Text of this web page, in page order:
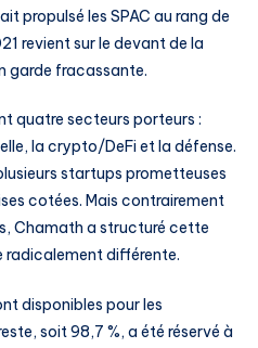
propulsé les SPAC au rang de
revient sur le devant de la
garde fracassante.
quatre secteurs porteurs :
la crypto/DeFi et la défense.
startups prometteuses
cotées. Mais contrairement
Chamath a structuré cette
radicalement différente.
disponibles pour les
soit 98,7 %, a été réservé à